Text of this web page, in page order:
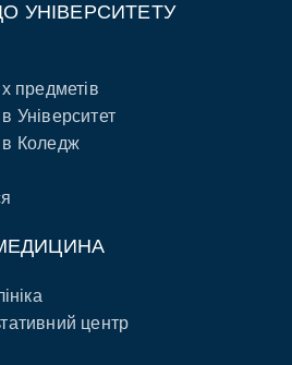
УНІВЕРСИТЕТУ
предметів
Університет
Коледж
центр